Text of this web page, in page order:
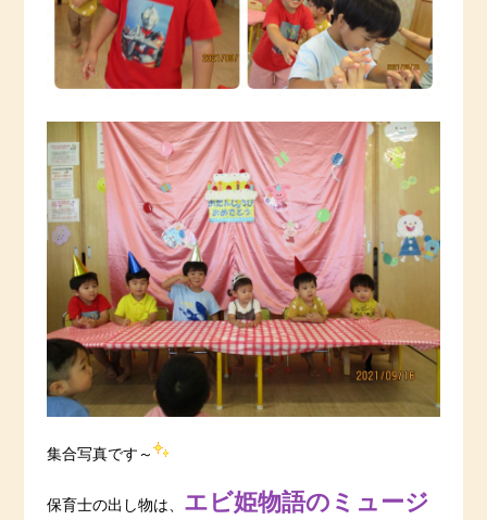
集合写真です～
保育士の出し物は、 エビ姫物語のミュージ